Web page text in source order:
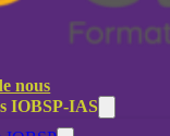
nous
IOBSP-IAS